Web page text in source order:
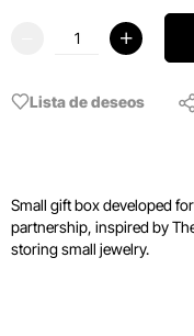
Lista de deseos
Small gift box developed
partnership, inspired by
storing small jewelry.